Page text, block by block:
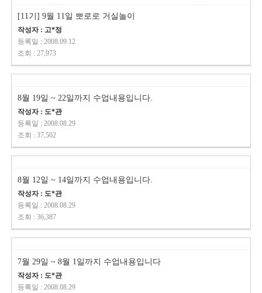
[11기] 9월 11일 뽀로로 거실놀이
작성자 : 고*정
등록일 : 2008.09.12
조회 : 27,973
8월 19일 ~ 22일까지 수업내용입니다.
작성자 : 도*관
등록일 : 2008.08.29
조회 : 37,502
8월 12일 ~ 14일까지 수업내용입니다.
작성자 : 도*관
등록일 : 2008.08.29
조회 : 36,387
7월 29일 ~ 8월 1일까지 수업내용입니다
작성자 : 도*관
등록일 : 2008.08.29